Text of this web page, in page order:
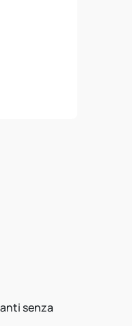
senza